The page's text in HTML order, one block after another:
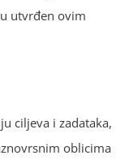
utvrđen ovim
ciljeva i zadataka,
oblicima